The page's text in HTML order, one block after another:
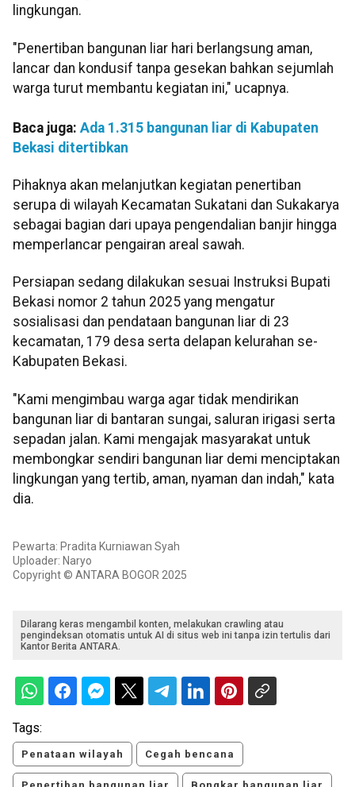
lingkungan.
"Penertiban bangunan liar hari berlangsung aman,
lancar dan kondusif tanpa gesekan bahkan sejumlah
warga turut membantu kegiatan ini," ucapnya.
Baca juga: Ada 1.315 bangunan liar di Kabupaten
Bekasi ditertibkan
Pihaknya akan melanjutkan kegiatan penertiban
serupa di wilayah Kecamatan Sukatani dan Sukakarya
sebagai bagian dari upaya pengendalian banjir hingga
memperlancar pengairan areal sawah.
Persiapan sedang dilakukan sesuai Instruksi Bupati
Bekasi nomor 2 tahun 2025 yang mengatur
sosialisasi dan pendataan bangunan liar di 23
kecamatan, 179 desa serta delapan kelurahan se-
Kabupaten Bekasi.
"Kami mengimbau warga agar tidak mendirikan
bangunan liar di bantaran sungai, saluran irigasi serta
sepadan jalan. Kami mengajak masyarakat untuk
membongkar sendiri bangunan liar demi menciptakan
lingkungan yang tertib, aman, nyaman dan indah," kata
dia.
Pewarta: Pradita Kurniawan Syah
Uploader: Naryo
Copyright © ANTARA BOGOR 2025
Dilarang keras mengambil konten, melakukan crawling atau
pengindeksan otomatis untuk AI di situs web ini tanpa izin tertulis dari
Kantor Berita ANTARA.
Tags:
Penataan wilayah Cegah bencana